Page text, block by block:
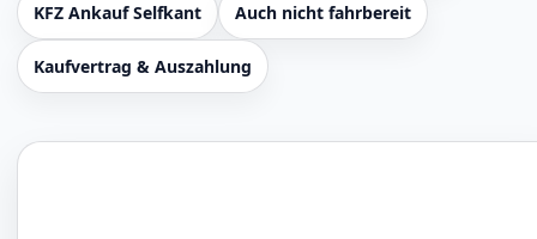
KFZ Ankauf Selfkant Auch nicht fahrbereit
Kaufvertrag & Auszahlung